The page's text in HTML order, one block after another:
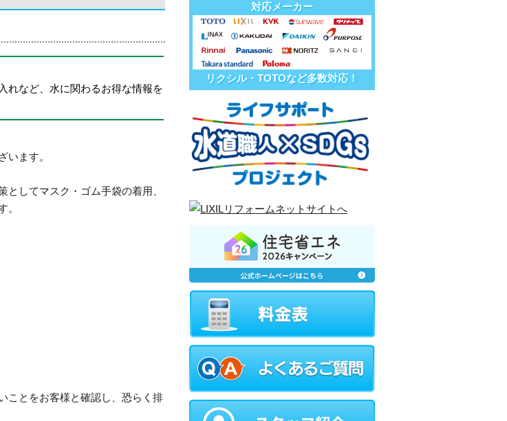
れなど、水に関わるお得な情報を
います。
してマスク・ゴム手袋の着用、
。
ことをお客様と確認し、恐らく排
対応メーカー
リクシル・TOTOなど多数対応！